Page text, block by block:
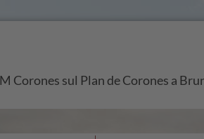
Corones sul Plan de Corones a